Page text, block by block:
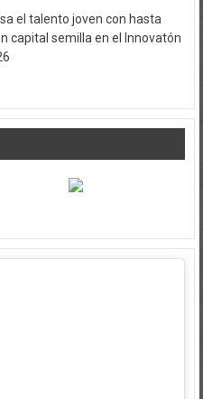
el talento joven con hasta
capital semilla en el Innovatón